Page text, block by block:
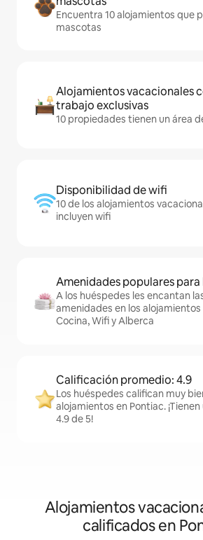
Encuentra 10 alojamientos que
mascotas
Alojamientos vacacionales
trabajo exclusivas
10 propiedades tienen un área
Disponibilidad de wifi
10 de los alojamientos
incluyen wifi
Amenidades populares para
A los huéspedes les encantan
amenidades en los
Cocina, Wifi y Alberca
Calificación promedio: 4.9
Los huéspedes califican muy
alojamientos en Pontiac.
4.9 de 5!
Alojamientos
calificados en